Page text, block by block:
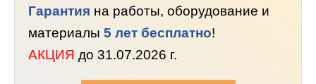
Гарантия на работы, оборудование и
материалы 5 лет бесплатно!
АКЦИЯ до 31.07.2026 г.